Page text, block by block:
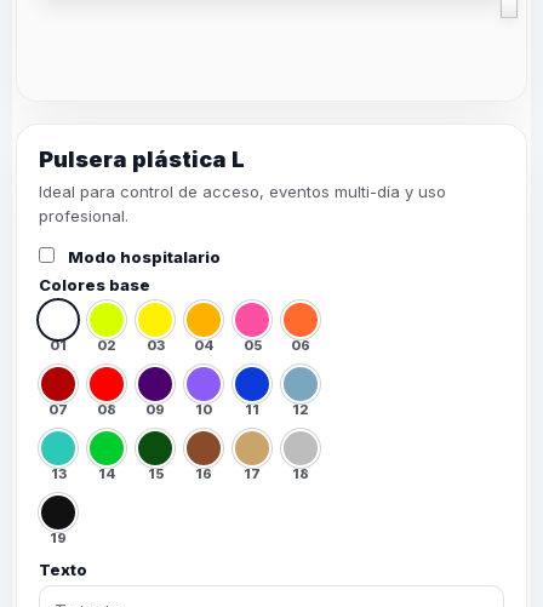
Pulsera plástica L
Ideal para control de acceso, eventos multi-día y uso
profesional.
Modo hospitalario
Colores base
01 02 03 04 05 06
07 08 09 10 11 12
13 14 15 16 17 18
19
Texto